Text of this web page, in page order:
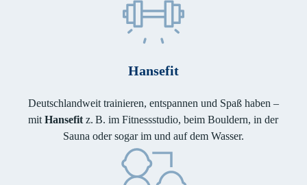
Hansefit
Deutschlandweit trainieren, entspannen und Spaß haben –
mitHansefitz. B. im Fitnessstudio, beim Bouldern, in der
Sauna oder sogar im und auf dem Wasser.